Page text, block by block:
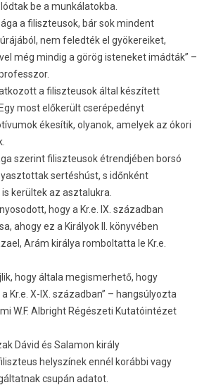
be a mun­kálatok­ba.
a filiszteusok, bár sok min­dent
nem feled­ték el gyökereiket,
még min­dig a görög is­teneket imádták” –
a filiszteusok által készített
most előkerült cserépedényt
ékesítik, olyanok, amelyek az ókori
szerint filiszteusok étrendjéb­en borsó
sertéshúst, s időnként
kerültek az as­ztaluk­ra.
hogy a Kr.e. IX. század­ban
ahogy ez a Királyok II. könyvében
Arám királya rom­boltat­ta le Kr.e.
hogy általa megis­merhető, hogy
Kr.e. X-IX. század­ban” – han­gsúlyoz­ta
W.F. Al­bright Régészeti Kutatóintézet
Dávid és Salamon király
helys­zínek ennél korábbi vagy
csupán adatot.